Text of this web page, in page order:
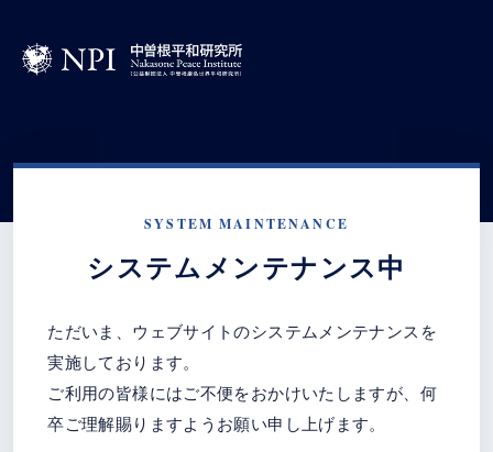
SYSTEM MAINTENANCE
システムメンテナンス中
ただいま、ウェブサイトのシステムメンテナンスを
実施しております。
ご利用の皆様にはご不便をおかけいたしますが、何
卒ご理解賜りますようお願い申し上げます。